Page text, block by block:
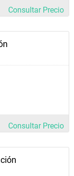
Consultar Precio
Consultar Precio